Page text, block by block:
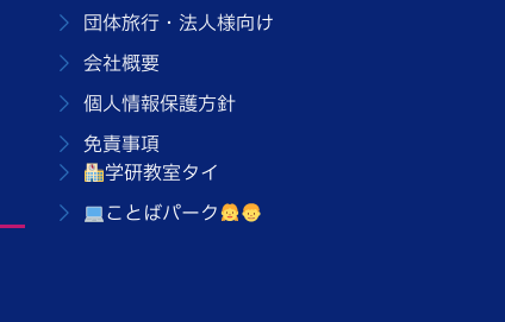
団体旅行・法人様向け
会社概要
個人情報保護方針
免責事項
学研教室タイ
ことばパーク